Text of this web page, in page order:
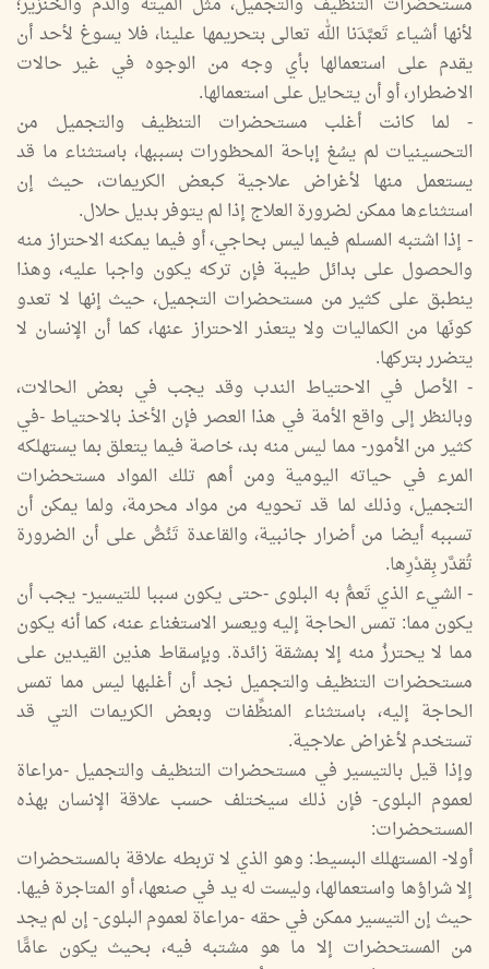
لأنها أشياء تَعبَّدَنا الله تعالى بتحريمها علينا، فلا يسوغ لأحد أن
يقدم على استعمالها بأي وجه من الوجوه في غير حالات
الاضطرار، أو أن يتحايل على استعمالها.
- لما كانت أغلب مستحضرات التنظيف والتجميل من
التحسينيات لم يسُغ إباحة المحظورات بسببها، باستثناء ما قد
يستعمل منها لأغراض علاجية كبعض الكريمات، حيث إن
استثناءها ممكن لضرورة العلاج إذا لم يتوفر بديل حلال.
- إذا اشتبه المسلم فيما ليس بحاجي، أو فيما يمكنه الاحتراز منه
والحصول على بدائل طيبة فإن تركه يكون واجبا عليه، وهذا
ينطبق على كثير من مستحضرات التجميل، حيث إنها لا تعدو
كونَها من الكماليات ولا يتعذر الاحتراز عنها، كما أن الإنسان لا
يتضرر بتركها.
- الأصل في الاحتياط الندب وقد يجب في بعض الحالات،
وبالنظر إلى واقع الأمة في هذا العصر فإن الأخذ بالاحتياط -في
كثير من الأمور- مما ليس منه بد، خاصة فيما يتعلق بما يستهلكه
المرء في حياته اليومية ومن أهم تلك المواد مستحضرات
التجميل، وذلك لما قد تحويه من مواد محرمة، ولما يمكن أن
تسببه أيضا من أضرار جانبية، والقاعدة تَنُصُّ على أن الضرورة
تُقدَّر بِقدْرِها.
- الشيء الذي تَعمُّ به البلوى -حتى يكون سببا للتيسير- يجب أن
يكون مما: تمس الحاجة إليه ويعسر الاستغناء عنه، كما أنه يكون
مما لا يحترزُ منه إلا بمشقة زائدة. وبإسقاط هذين القيدين على
مستحضرات التنظيف والتجميل نجد أن أغلبها ليس مما تمس
الحاجة إليه، باستثناء المنظِّفات وبعض الكريمات التي قد
تستخدم لأغراض علاجية.
وإذا قيل بالتيسير في مستحضرات التنظيف والتجميل -مراعاة
لعموم البلوى- فإن ذلك سيختلف حسب علاقة الإنسان بهذه
المستحضرات:
أولا- المستهلك البسيط: وهو الذي لا تربطه علاقة بالمستحضرات
إلا شراؤها واستعمالها، وليست له يد في صنعها، أو المتاجرة فيها.
حيث إن التيسير ممكن في حقه -مراعاة لعموم البلوى- إن لم يجد
من المستحضرات إلا ما هو مشتبه فيه، بحيث يكون عامًّا